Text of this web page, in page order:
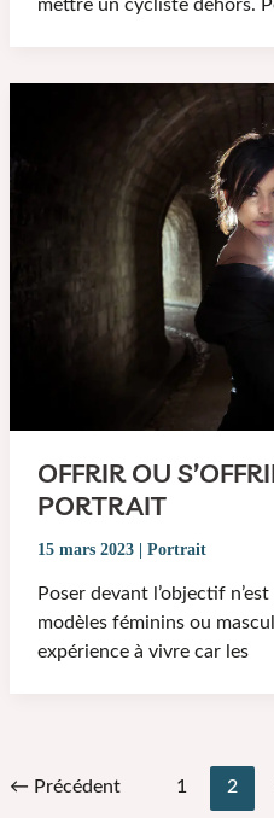
mettre un cycliste dehors.
OFFRIR OU
PORTRAIT
15 mars 2023 Portrait
Poser devant l’objectif
modèles féminins ou
expérience à vivre car les
Pagination
← Précédent 1 2